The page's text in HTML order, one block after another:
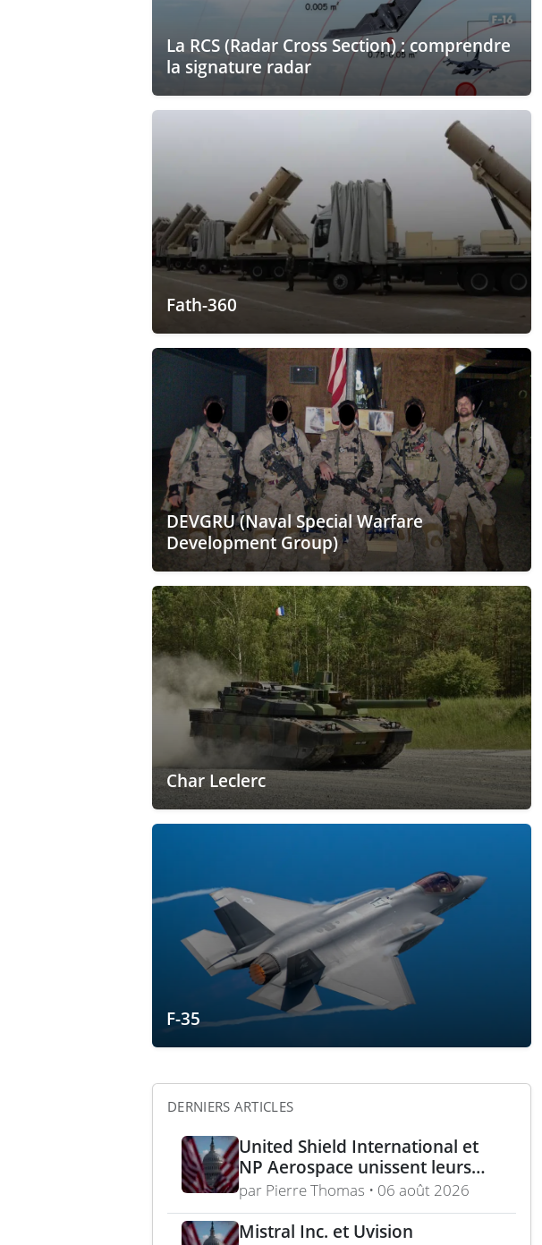
La RCS (Radar Cross Section) : comprendre
la signature radar
Fath-360
DEVGRU (Naval Special Warfare
Development Group)
Char Leclerc
F-35
DERNIERS ARTICLES
United Shield International et
NP Aerospace unissent leurs
forces pour renforcer le soutien
aux équipes américaines de
déminage
par Pierre Thomas • 06 août 2026
Mistral Inc. et Uvision